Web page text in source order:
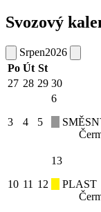
Svozový
Srpen2026
Po Út St
27 28 29 30
3 4 5
6
10 11 12
13
PLAST